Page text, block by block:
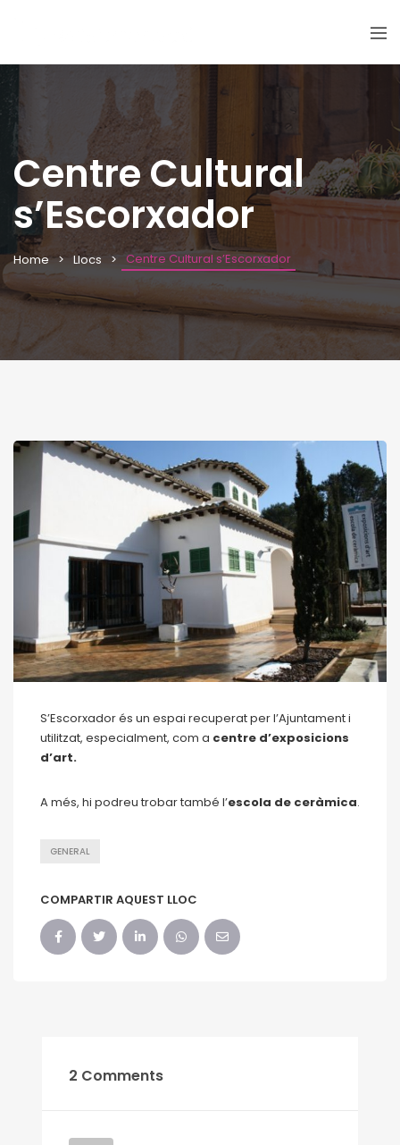
Centre Cultural
s’Escorxador
Home Llocs Centre Cultural s’Escorxador
S’Escorxador és un espai recuperat per l’Ajuntament i
utilitzat, especialment, com a centre d’exposicions
d’art.
A més, hi podreu trobar també l’escola de ceràmica.
GENERAL
COMPARTIR AQUEST LLOC
2 Comments